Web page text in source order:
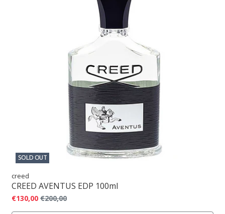
SOLD OUT
creed
CREED AVENTUS EDP 100ml
€130,00 €200,00